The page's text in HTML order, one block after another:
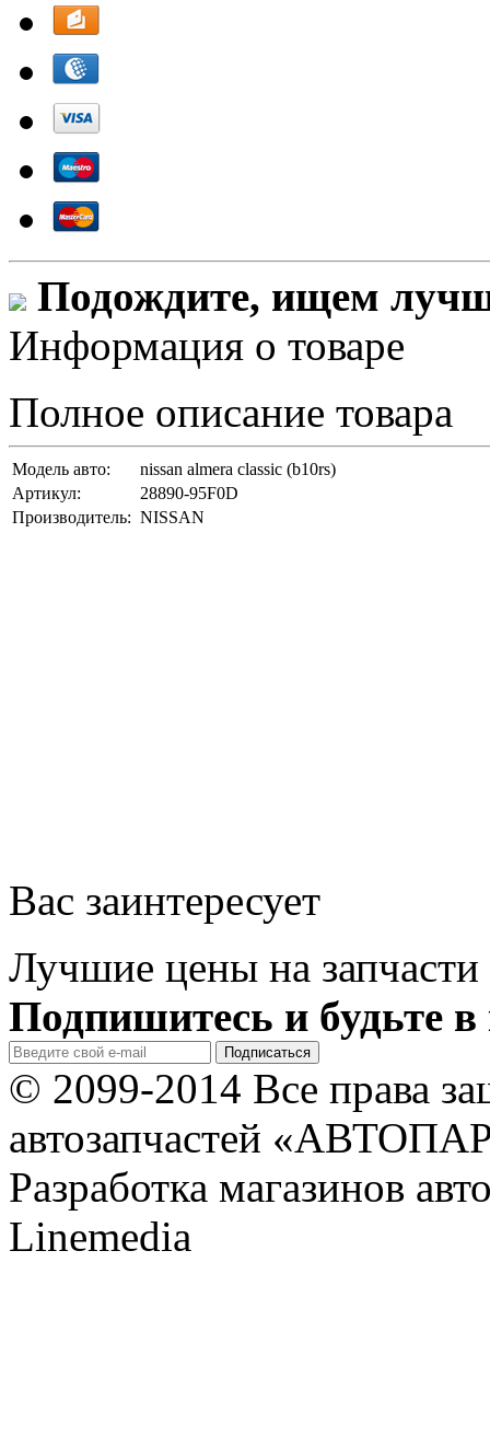
Подождите, ищем
Информация о товаре
Полное описание товара
Модель авто:
nissan almera classic (b10rs)
Артикул:
28890-95F0D
Производитель: NISSAN
Вас заинтересует
Лучшие цены на запчасти
Подпишитесь и будьте в
© 2099-2014 Все права
автозапчастей
Разработка магазинов
Linemedia